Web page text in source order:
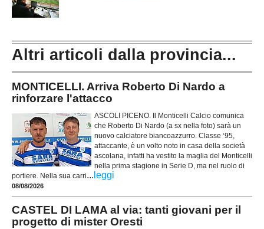
Altri articoli dalla provincia...
MONTICELLI. Arriva Roberto Di Nardo a
rinforzare l'attacco
ASCOLI PICENO. Il Monticelli Calcio comunica
che Roberto Di Nardo (a sx nella foto) sarà un
nuovo calciatore biancoazzurro. Classe ‘95,
attaccante, è un volto noto in casa della società
ascolana, infatti ha vestito la maglia del Monticelli
nella prima stagione in Serie D, ma nel ruolo di
portiere. Nella sua carri... leggi
08/08/2026
CASTEL DI LAMA al via: tanti giovani per il
progetto di mister Oresti